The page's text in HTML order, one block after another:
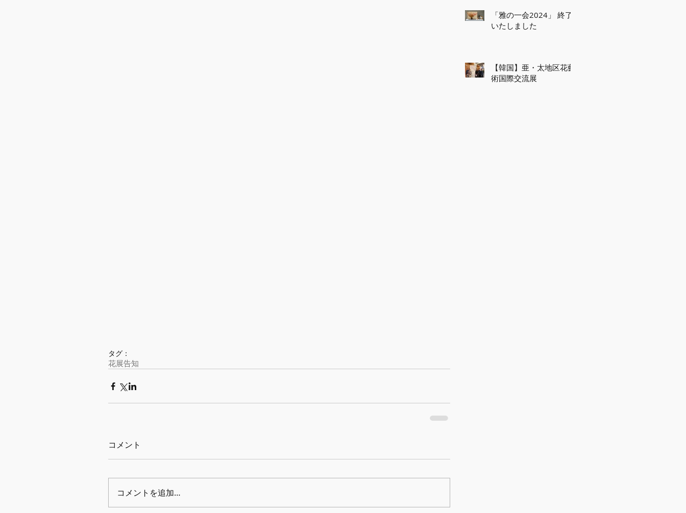
タグ：
花展告知
コメント
コメントを追加…
「雅の一会2024」 終了
いたしました
【韓国】亜・太地区花藝
術国際交流展